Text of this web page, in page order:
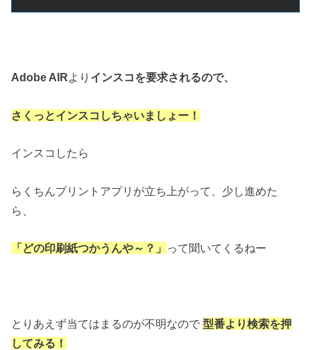
Adobe AIRより インスコを要求されるので、
さくっとインスコしちゃいましょー！
インスコしたら
らくちんプリントアプリが立ち上がって、少し進めた
ら、
「どの印刷紙つかうんや～？」 って聞いてくるねー
とりあえず当てはまるのが不明なので型番より検索を押
してみる！